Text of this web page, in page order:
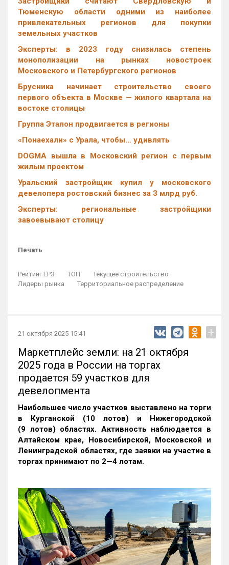
Тюменскую области одними из наиболее
привлекательных регионов для покупки
земельных участков
Эксперты: в 2023 году снизилась степень
монополизации на рынках новостроек
Московского и Петербургского регионов
Брусника начинает строительство своего
первого объекта в Москве — жилого квартала на
востоке столицы
Группа Эталон продвигается в регионы
«Понаехали» с Урала, чтобы… удивлять
DOGMA вышла в Московский регион с первым
жилым проектом
Уральский застройщик купил у московского
девелопера ростовский бизнес за 3 млрд руб.
Эксперты: региональные застройщики
завоевывают столицу
Печать
Рейтинг ЕРЗ ТОП
Текущее строительство
Лидеры рынка
Территориальное распределение
21 октября 2025 15:41 +
Маркетплейс земли: на 21 октября
2025 года в России на торгах
продается 59 участков для
девелопмента
Наибольшее число участков выставлено на торги
в Курганской (10 лотов) и Нижегородской
(9 лотов) областях. Активность наблюдается в
Алтайском крае, Новосибирской, Московской и
Ленинградской областях, где заявки на участие в
торгах принимают по 2—4 лотам.